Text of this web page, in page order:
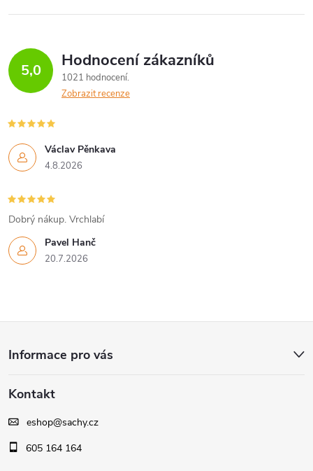
5,0 Hodnocení zákazníků
1021 hodnocení
Zobrazit recenze
Václav Pěnkava
4.8.2026
Pavel Hanč
20.7.2026
Dobrý nákup. Vrchlabí
p
a
Informace pro vás
Kontakt
eshop@sachy.cz
605 164 164